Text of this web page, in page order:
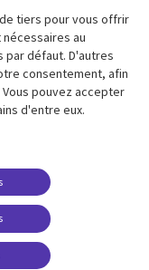
et
de gestion des
tiers pour vous offrir
au
défaut. D'autres
consentement, afin
pouvez accepter
d'entre eux.